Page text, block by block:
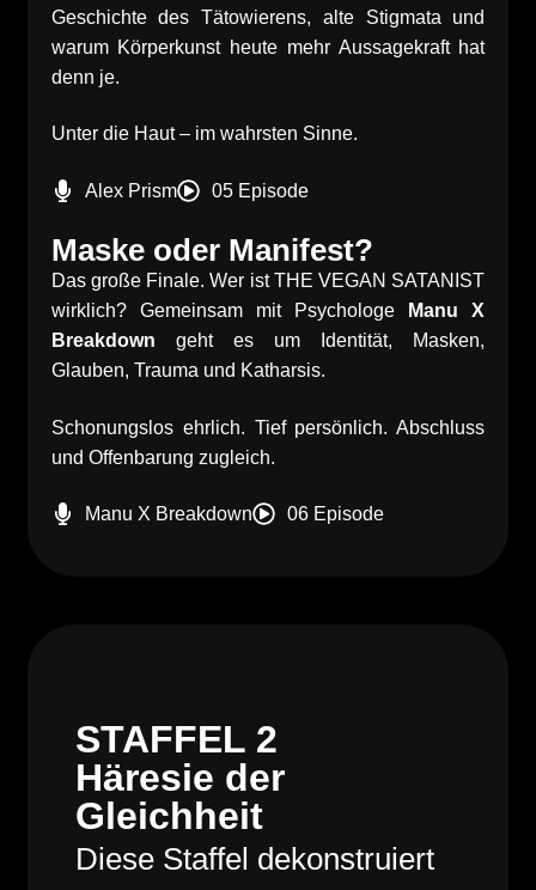
Geschichte des Tätowierens, alte Stigmata und
warum Körperkunst heute mehr Aussagekraft hat
denn je.
Unter die Haut – im wahrsten Sinne.
Alex Prism 05 Episode
Maske oder Manifest?
Das große Finale. Wer ist THE VEGAN SATANIST
wirklich? Gemeinsam mit Psychologe
Manu X
Breakdown geht es um Identität, Masken,
Glauben, Trauma und Katharsis.
Schonungslos ehrlich. Tief persönlich. Abschluss
und Offenbarung zugleich.
Manu X Breakdown 06 Episode
STAFFEL 2
Häresie der
Gleichheit
Diese Staffel dekonstruiert